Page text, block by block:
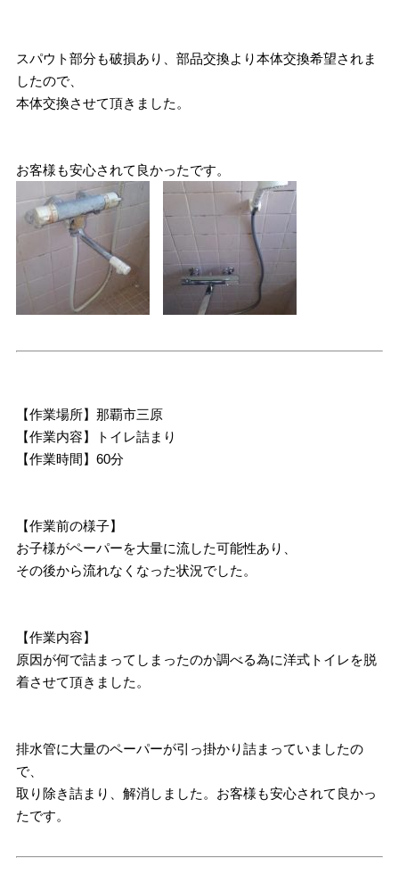
スパウト部分も破損あり、部品交換より本体交換希望されま
したので、
本体交換させて頂きました。
お客様も安心されて良かったです。
【作業場所】那覇市三原
【作業内容】トイレ詰まり
【作業時間】60分
【作業前の様子】
お子様がペーパーを大量に流した可能性あり、
その後から流れなくなった状況でした。
【作業内容】
原因が何で詰まってしまったのか調べる為に洋式トイレを脱
着させて頂きました。
排水管に大量のペーパーが引っ掛かり詰まっていましたの
で、
取り除き詰まり、解消しました。お客様も安心されて良かっ
たです。